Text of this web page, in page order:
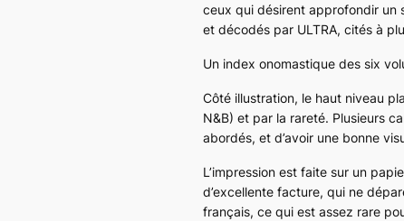
ceux qui désirent approfondir un
et décodés par ULTRA, cités à
Un index onomastique des six
Côté illustration, le haut niveau
N&B) et par la rareté. Plusieurs
abordés, et d’avoir une bonne
L’impression est faite sur un
d’excellente facture, qui ne
français, ce qui est assez rare